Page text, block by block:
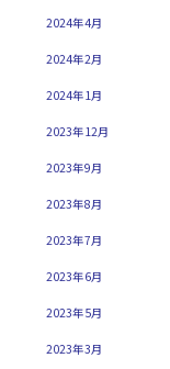
2024年4月
2024年2月
2024年1月
2023年12月
2023年9月
2023年8月
2023年7月
2023年6月
2023年5月
2023年3月